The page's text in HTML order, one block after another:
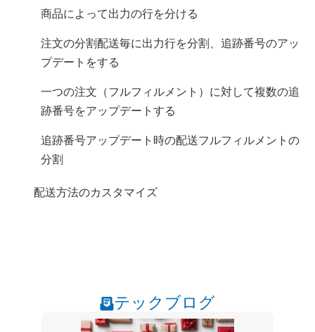
商品によってCSV出力の行を分ける
注文の分割配送毎に出力行を分割、追跡番号のアッ
プデートをする
一つの注文（フルフィルメント）に対して複数の追
跡番号をアップデートする
追跡番号アップデート時の配送フルフィルメントの
分割
配送方法のカスタマイズ
テックブログ